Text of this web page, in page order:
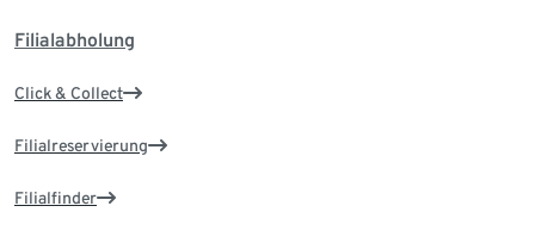
Filialabholung
Click & Collect
Filialreservierung
Filialfinder